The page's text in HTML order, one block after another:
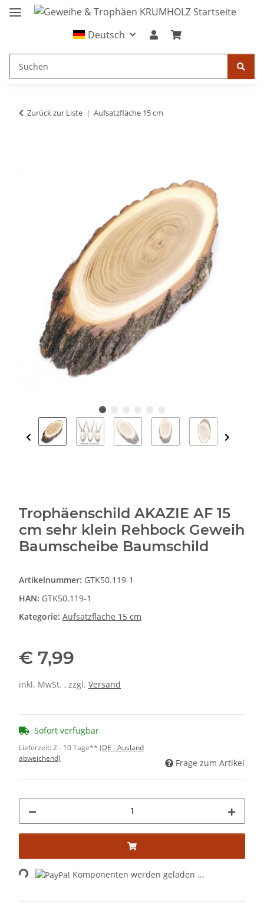
Deutsch
Zurück zur Liste Aufsatzfläche 15 cm
Trophäenschild AKAZIE AF 15
cm sehr klein Rehbock Geweih
Baumscheibe Baumschild
Artikelnummer: GTK50.119-1
HAN: GTK50.119-1
Kategorie: Aufsatzfläche 15 cm
€ 7,99
inkl. MwSt. , zzgl. Versand
Sofort verfügbar
Lieferzeit:2 - 10 Tage** (DE - Ausland
abweichend)
Frage zum Artikel
Loading... Komponenten werden geladen ...